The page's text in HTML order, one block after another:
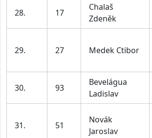
28. 17
Chalaš
Zdeněk
29. 27 Medek Ctibor
30. 93
Bevelágua
Ladislav
31. 51
Novák
Jaroslav